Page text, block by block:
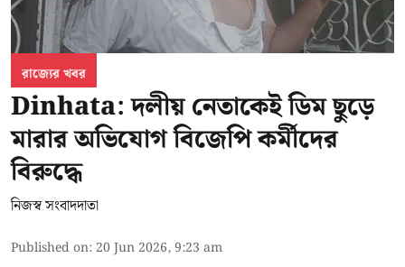
রাজ্যের খবর
Dinhata: দলীয় নেতাকেই ডিম ছুড়ে
মারার অভিযোগ বিজেপি কর্মীদের
বিরুদ্ধে
নিজস্ব সংবাদদাতা
Published on: 20 Jun 2026, 9:23 am